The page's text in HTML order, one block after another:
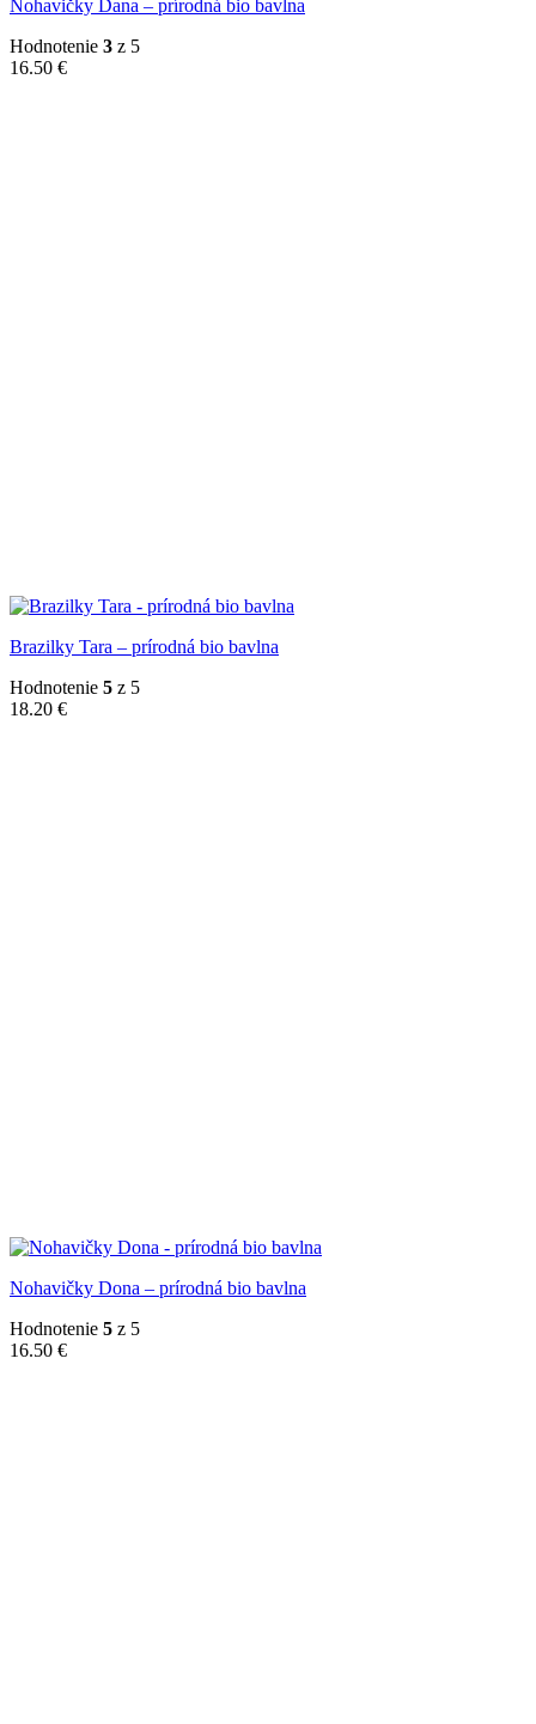
Nohavičky Dana – prírodná bio bavlna
Hodnotenie 3 z 5
16.50 €
Brazilky Tara – prírodná bio bavlna
Hodnotenie 5 z 5
18.20 €
Nohavičky Dona – prírodná bio bavlna
Hodnotenie 5 z 5
16.50 €